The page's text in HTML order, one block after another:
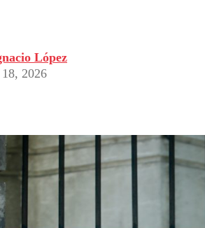
Internacional
Nacional
López
2026